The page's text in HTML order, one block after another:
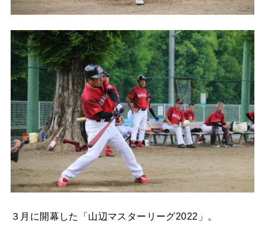
３月に開幕した「山辺マスターリーグ2022」。